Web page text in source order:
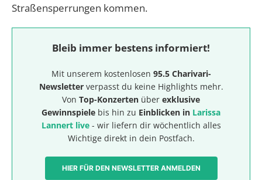
Straßensperrungen kommen.
Bleib immer bestens informiert!
Mit unserem kostenlosen 95.5 Charivari-
Newsletterverpasst du keine Highlights mehr.
Von Top-Konzerten über exklusive
Gewinnspiele bis hin zu Einblicken in Larissa
Lannert live- wir liefern dir wöchentlich alles
Wichtige direkt in dein Postfach.
HIER FÜR DEN NEWSLETTER ANMELDEN